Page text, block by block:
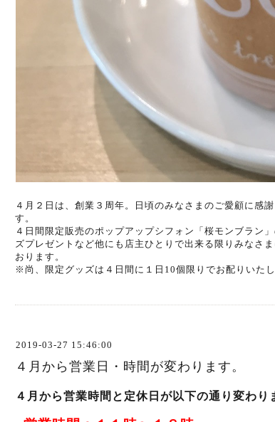
４月２日は、創業３周年。日頃のみなさまのご愛顧に感
す。
４日間限定販売のポップアップシフォン「桜モンブラン
ズプレゼントなど他にも店主ひとりで出来る限りみなさ
おります。
※尚、限定グッズは４日間に１日10個限りでお配りいた
2019-03-27 15:46:00
４月から営業日・時間が変わります。
４月から営業時間と定休日が以下の通り変わり